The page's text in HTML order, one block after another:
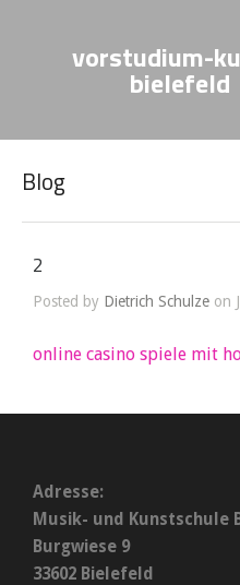
vorstudium-
bielefeld
Blog
2
Posted by Dietrich Schulze on
online casino spiele mit
Adresse:
Musik- und Kunstschule
Burgwiese 9
33602 Bielefeld